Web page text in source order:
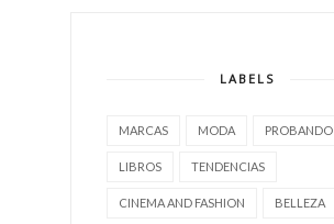
LABELS
MARCAS MODA PROBANDO
LIBROS TENDENCIAS
CINEMA AND FASHION BELLEZA